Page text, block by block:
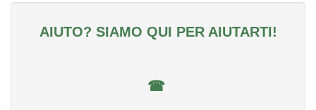
AIUTO? SIAMO QUI PER AIUTARTI!
☎